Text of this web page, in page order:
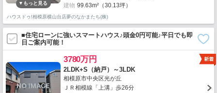
建物 99.63m²（30.13坪）
ハウスドゥ!相模原横山台店夢のなかまたち(株)
■住宅ローンに強いスマートハウス♪頭金0円可能♪平日でも即
日ご案内可能！
3780万円
2LDK+S（納戸）～3LDK
相模原市中央区光が丘
ＪＲ相模線「上溝」歩26分